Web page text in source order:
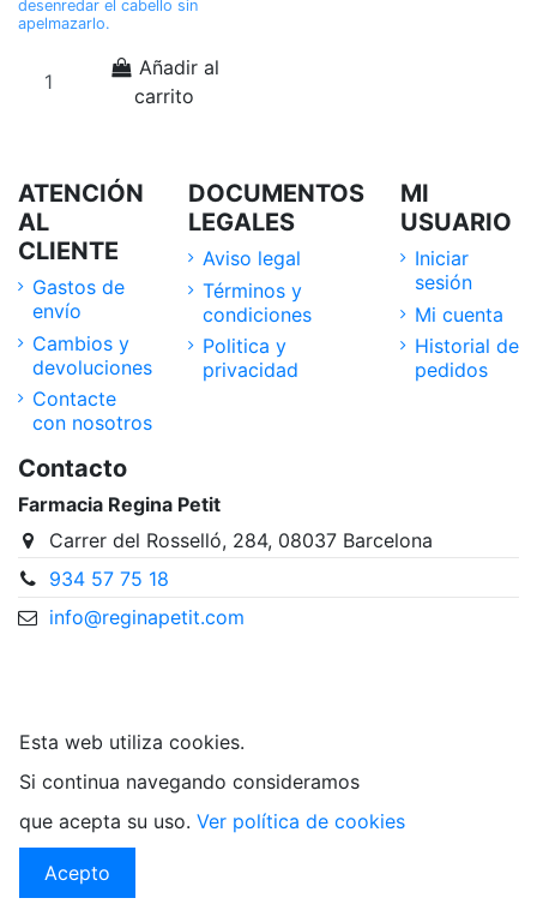
desenredar el cabello sin
apelmazarlo.
Añadir al
carrito
ATENCIÓN
AL
CLIENTE
Gastos de
envío
Cambios y
devoluciones
Contacte
con nosotros
DOCUMENTOS
LEGALES
Aviso legal
Términos y
condiciones
Politica y
privacidad
MI
USUARIO
Iniciar
sesión
Mi cuenta
Historial de
pedidos
Contacto
Farmacia Regina Petit
Carrer del Rosselló, 284, 08037 Barcelona
934 57 75 18
info@reginapetit.com
Esta web utiliza cookies.
Si continua navegando consideramos
que acepta su uso. Ver política de cookies
Acepto